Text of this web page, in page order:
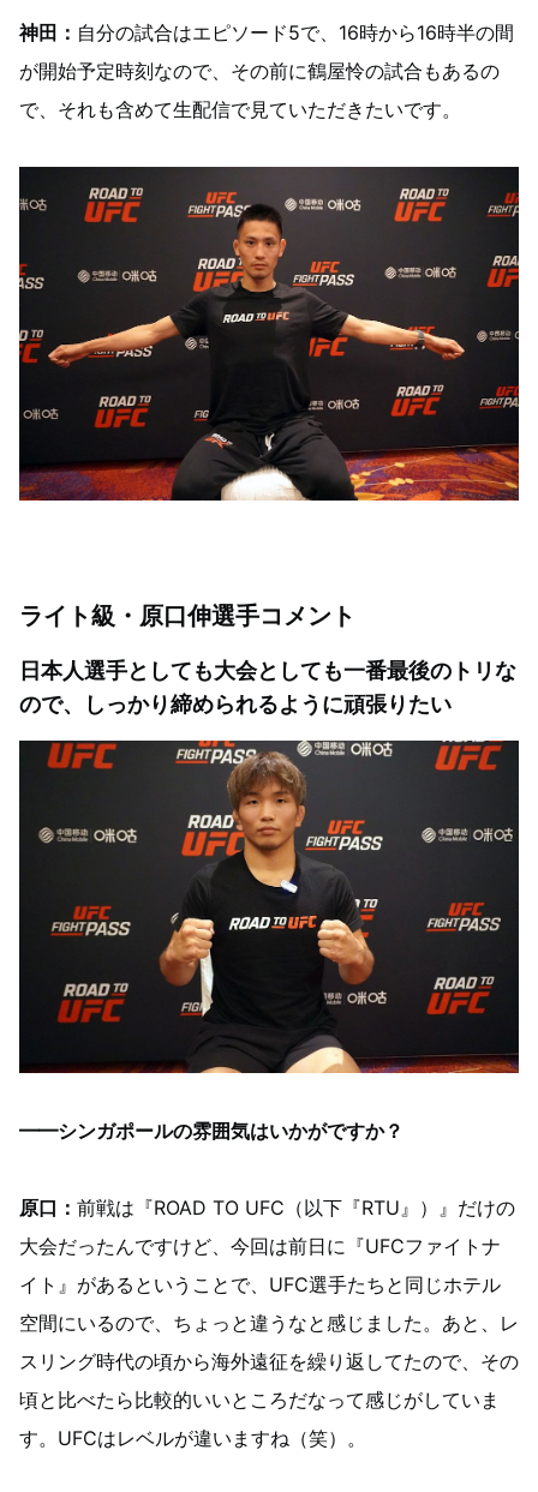
神田： 自分の試合はエピソード5で、16時から16時半の間
が開始予定時刻なので、その前に鶴屋怜の試合もあるの
で、それも含めて生配信で見ていただきたいです。
ライト級・原口伸選手コメント
日本人選手としても大会としても一番最後のトリな
ので、しっかり締められるように頑張りたい
━━シンガポールの雰囲気はいかがですか？
原口： 前戦は『ROAD TO UFC（以下『RTU』）』だけの
大会だったんですけど、今回は前日に『UFCファイトナ
イト』があるということで、UFC選手たちと同じホテル
空間にいるので、ちょっと違うなと感じました。あと、レ
スリング時代の頃から海外遠征を繰り返してたので、その
頃と比べたら比較的いいところだなって感じがしていま
す。UFCはレベルが違いますね（笑）。